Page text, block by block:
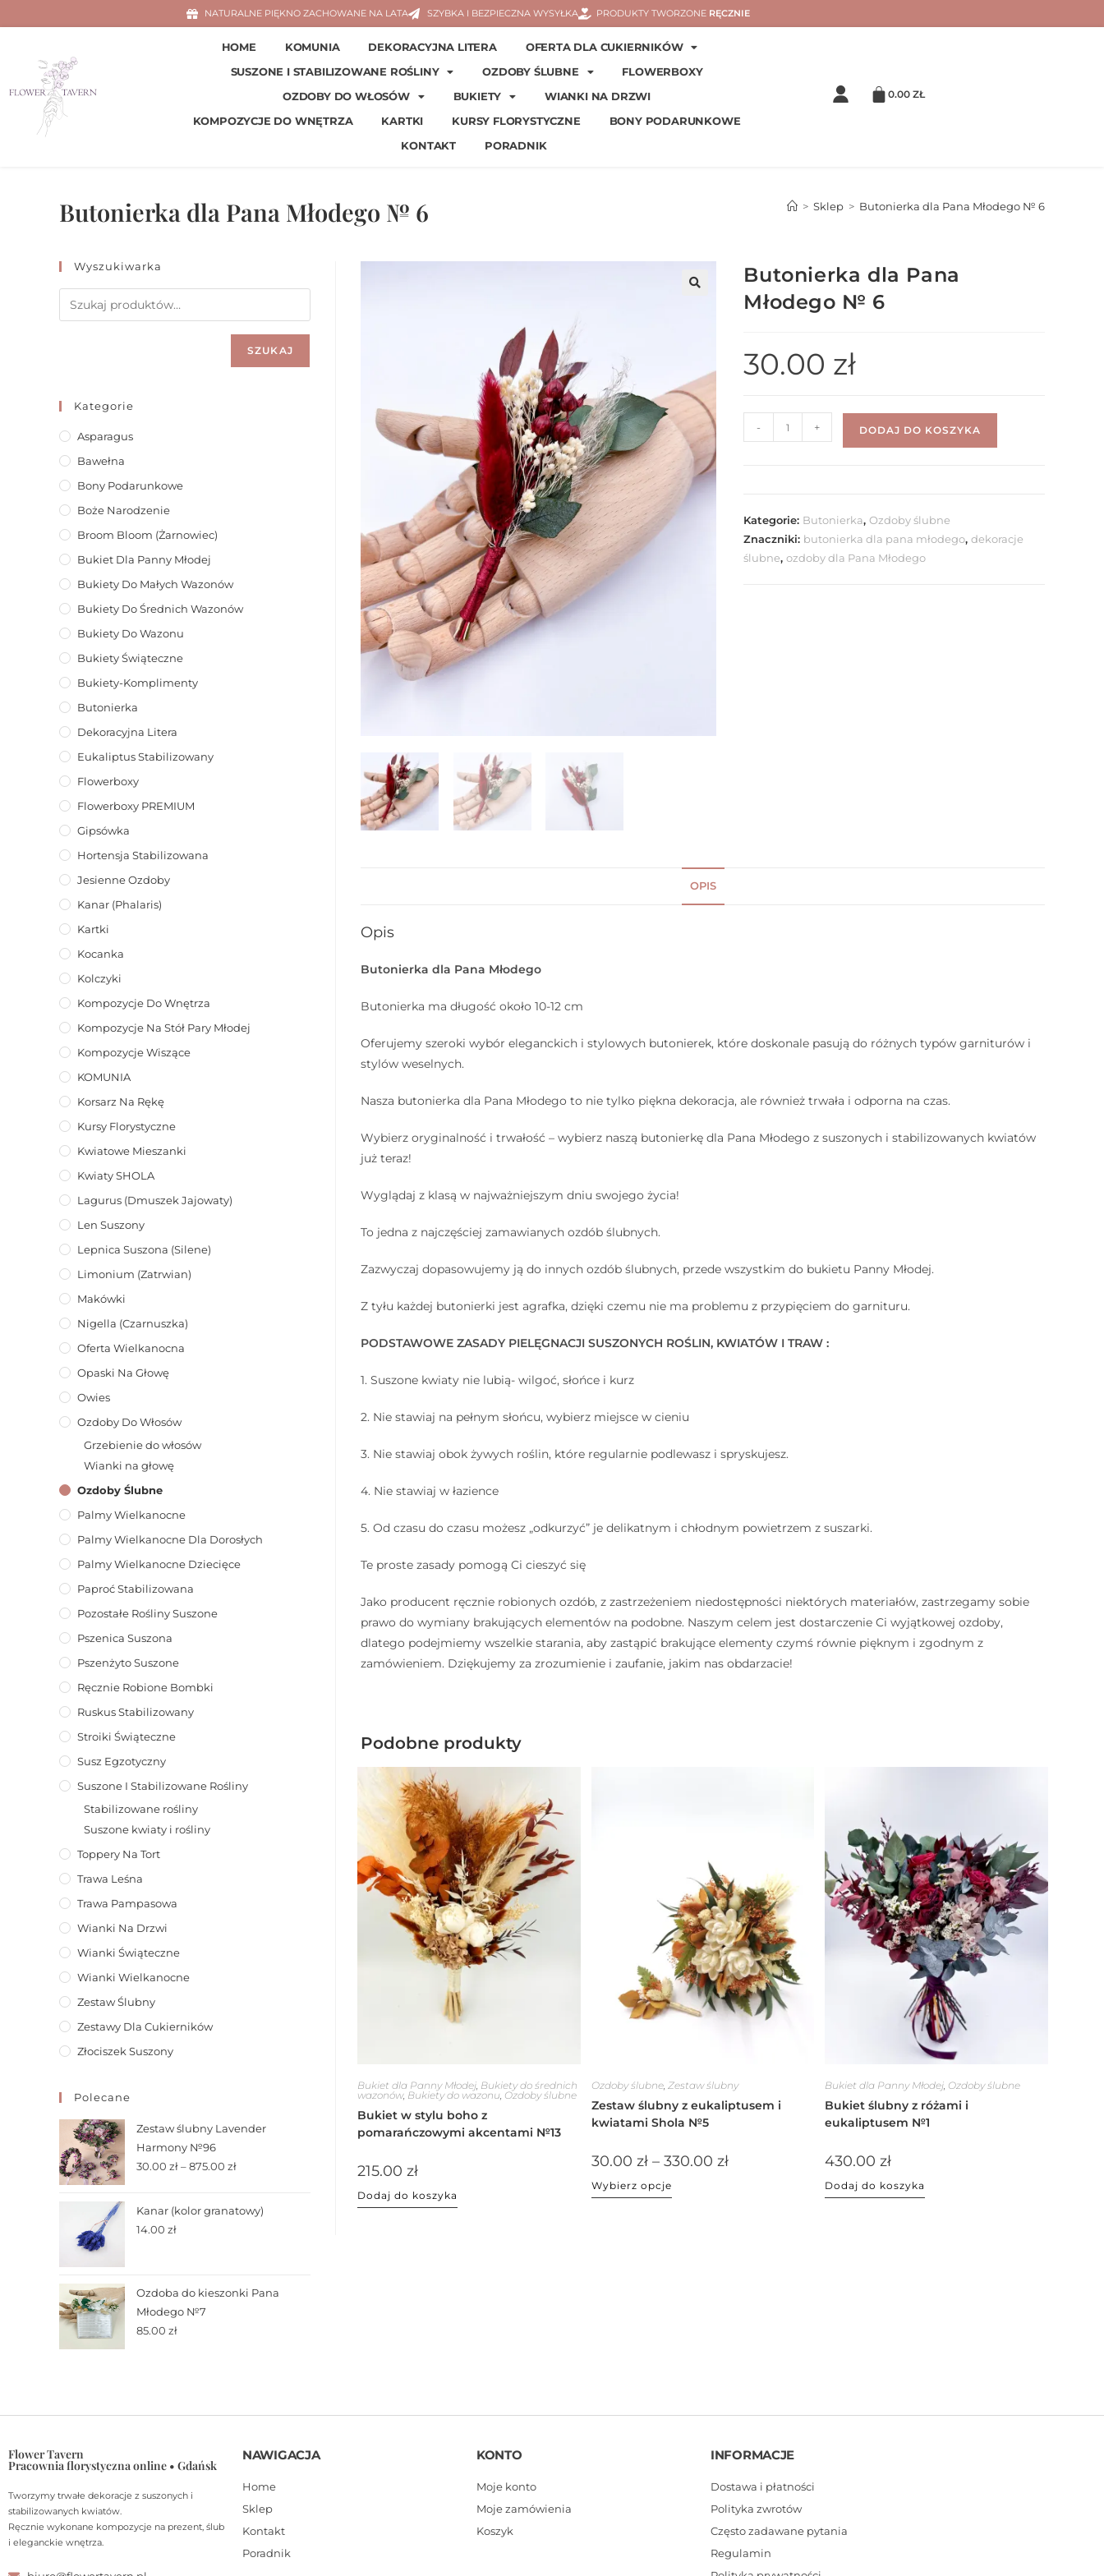
NATURALNE PIĘKNO ZACHOWANE NA LATA SZYBKA I BEZPIECZNA WYSYŁKA PRODUKTY TWORZONE RĘCZNIE
HOME KOMUNIA DEKORACYJNA LITERA
OFERTA DLA CUKIERNIKÓW
SUSZONE I STABILIZOWANE ROŚLINY
OZDOBY ŚLUBNE
FLOWERBOXY
OZDOBY DO WŁOSÓW
BUKIETY
WIANKI NA DRZWI
KOMPOZYCJE DO WNĘTRZA
KARTKI KURSY FLORYSTYCZNE
BONY PODARUNKOWE
KONTAKT
PORADNIK
0.00ZŁ
Butonierka dla Pana Młodego № 6 > Sklep > Butonierka dla Pana Młodego № 6
Butonierka dla Pana
Młodego № 6
30.00 zł
- + DODAJ DO KOSZYKA
Kategorie: Butonierka,Ozdoby ślubne
Znaczniki: butonierka dla pana młodego,dekoracje
ślubne,ozdoby dla Pana Młodego
OPIS
Opis
Butonierka dla Pana Młodego
Butonierka ma długość około 10-12 cm
Oferujemy szeroki wybór eleganckich i stylowych butonierek, które doskonale pasują do różnych typów garniturów i
stylów weselnych.
Nasza butonierka dla Pana Młodego to nie tylko piękna dekoracja, ale również trwała i odporna na czas.
Wybierz oryginalność i trwałość – wybierz naszą butonierkę dla Pana Młodego z suszonych i stabilizowanych kwiatów
już teraz!
Wyglądaj z klasą w najważniejszym dniu swojego życia!
To jedna z najczęściej zamawianych ozdób ślubnych.
Zazwyczaj dopasowujemy ją do innych ozdób ślubnych, przede wszystkim do bukietu Panny Młodej.
Z tyłu każdej butonierki jest agrafka, dzięki czemu nie ma problemu z przypięciem do garnituru.
PODSTAWOWE ZASADY PIELĘGNACJI SUSZONYCH ROŚLIN, KWIATÓW I TRAW :
1. Suszone kwiaty nie lubią- wilgoć, słońce i kurz
2. Nie stawiaj na pełnym słońcu, wybierz miejsce w cieniu
3. Nie stawiaj obok żywych roślin, które regularnie podlewasz i spryskujesz.
4. Nie stawiaj w łazience
5. Od czasu do czasu możesz „odkurzyć” je delikatnym i chłodnym powietrzem z suszarki.
Te proste zasady pomogą Ci cieszyć się
Jako producent ręcznie robionych ozdób, z zastrzeżeniem niedostępności niektórych materiałów, zastrzegamy sobie
prawo do wymiany brakujących elementów na podobne. Naszym celem jest dostarczenie Ci wyjątkowej ozdoby,
dlatego podejmiemy wszelkie starania, aby zastąpić brakujące elementy czymś równie pięknym i zgodnym z
zamówieniem. Dziękujemy za zrozumienie i zaufanie, jakim nas obdarzacie!
Podobne produkty
Bukiet dla Panny Młodej, Bukiety do średnich
wazonów, Bukiety do wazonu, Ozdoby ślubne
Bukiet w stylu boho z
pomarańczowymi akcentami №13
215.00zł
Dodaj do koszyka
Ozdoby ślubne, Zestaw ślubny
Zestaw ślubny z eukaliptusem i
kwiatami Shola №5
30.00 zł – 330.00 zł
Wybierz opcje
Bukiet dla Panny Młodej, Ozdoby ślubne
Bukiet ślubny z różami i
eukaliptusem №1
430.00 zł
Dodaj do koszyka
Wyszukiwarka
SZUKAJ
Kategorie
Asparagus
Bawełna
Bony Podarunkowe
Boże Narodzenie
Broom Bloom (żarnowiec)
Bukiet Dla Panny Młodej
Bukiety Do Małych Wazonów
Bukiety Do Średnich Wazonów
Bukiety Do Wazonu
Bukiety Świąteczne
Bukiety-Komplimenty
Butonierka
Dekoracyjna Litera
Eukaliptus Stabilizowany
Flowerboxy
Flowerboxy PREMIUM
Gipsówka
Hortensja Stabilizowana
Jesienne Ozdoby
Kanar (phalaris)
Kartki
Kocanka
Kolczyki
Kompozycje Do Wnętrza
Kompozycje Na Stół Pary Młodej
Kompozycje Wiszące
KOMUNIA
Korsarz Na Rękę
Kursy Florystyczne
Kwiatowe Mieszanki
Kwiaty SHOLA
Lagurus (dmuszek Jajowaty)
Len Suszony
Lepnica Suszona (Silene)
Limonium (zatrwian)
Makówki
Nigella (Czarnuszka)
Oferta Wielkanocna
Opaski Na Głowę
Owies
Ozdoby Do Włosów
Grzebienie do włosów
Wianki na głowę
Ozdoby Ślubne
Palmy Wielkanocne
Palmy Wielkanocne Dla Dorosłych
Palmy Wielkanocne Dziecięce
Paproć Stabilizowana
Pozostałe Rośliny Suszone
Pszenica Suszona
Pszenżyto Suszone
Ręcznie Robione Bombki
Ruskus Stabilizowany
Stroiki Świąteczne
Susz Egzotyczny
Suszone I Stabilizowane Rośliny
Stabilizowane rośliny
Suszone kwiaty i rośliny
Toppery Na Tort
Trawa Leśna
Trawa Pampasowa
Wianki Na Drzwi
Wianki Świąteczne
Wianki Wielkanocne
Zestaw Ślubny
Zestawy Dla Cukierników
Złociszek Suszony
Polecane
Zestaw ślubny Lavender
Harmony №96
30.00 zł–875.00 zł
Kanar (kolor granatowy)
14.00 zł
Ozdoba do kieszonki Pana
Młodego №7
85.00 zł
Flower Tavern
Pracownia florystyczna online • Gdańsk
Tworzymy trwałe dekoracje z suszonych i
stabilizowanych kwiatów.
Ręcznie wykonane kompozycje na prezent, ślub
i eleganckie wnętrza.
NAWIGACJA
Home
Sklep
Kontakt
Poradnik
KONTO
Moje konto
Moje zamówienia
Koszyk
INFORMACJE
Dostawa i płatności
Polityka zwrotów
Często zadawane pytania
Regulamin